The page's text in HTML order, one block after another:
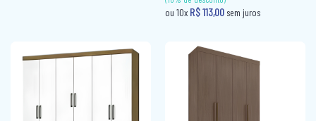
COLCHÃO SOLTEIRÃO
COLCHÃO SOLTEIRO